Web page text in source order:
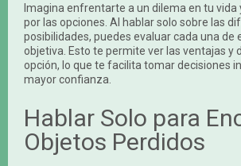
Imagina enfrentarte a un dilema en tu
por las opciones. Al hablar solo sobre las
posibilidades, puedes evaluar cada una de
objetiva. Esto te permite ver las ventajas y
opción, lo que te facilita tomar decisiones
mayor confianza.
Hablar Solo para
Objetos Perdidos